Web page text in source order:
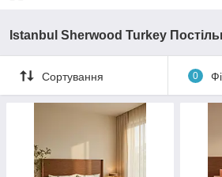
Istanbul Sherwood Turkey
Сортування 0